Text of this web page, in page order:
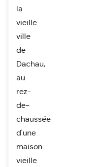
la
vieille
ville
de
Dachau,
au
rez-
de-
chaussée
d'une
maison
vieille